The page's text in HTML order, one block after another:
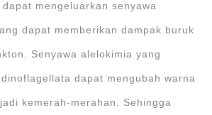
mengeluarkan senyawa
dapat memberikan dampak buruk
Senyawa alelokimia yang
dapat mengubah warna
kemerah-merahan. Sehingga